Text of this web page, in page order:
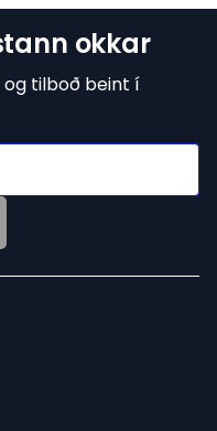
okkar
og tilboð beint í